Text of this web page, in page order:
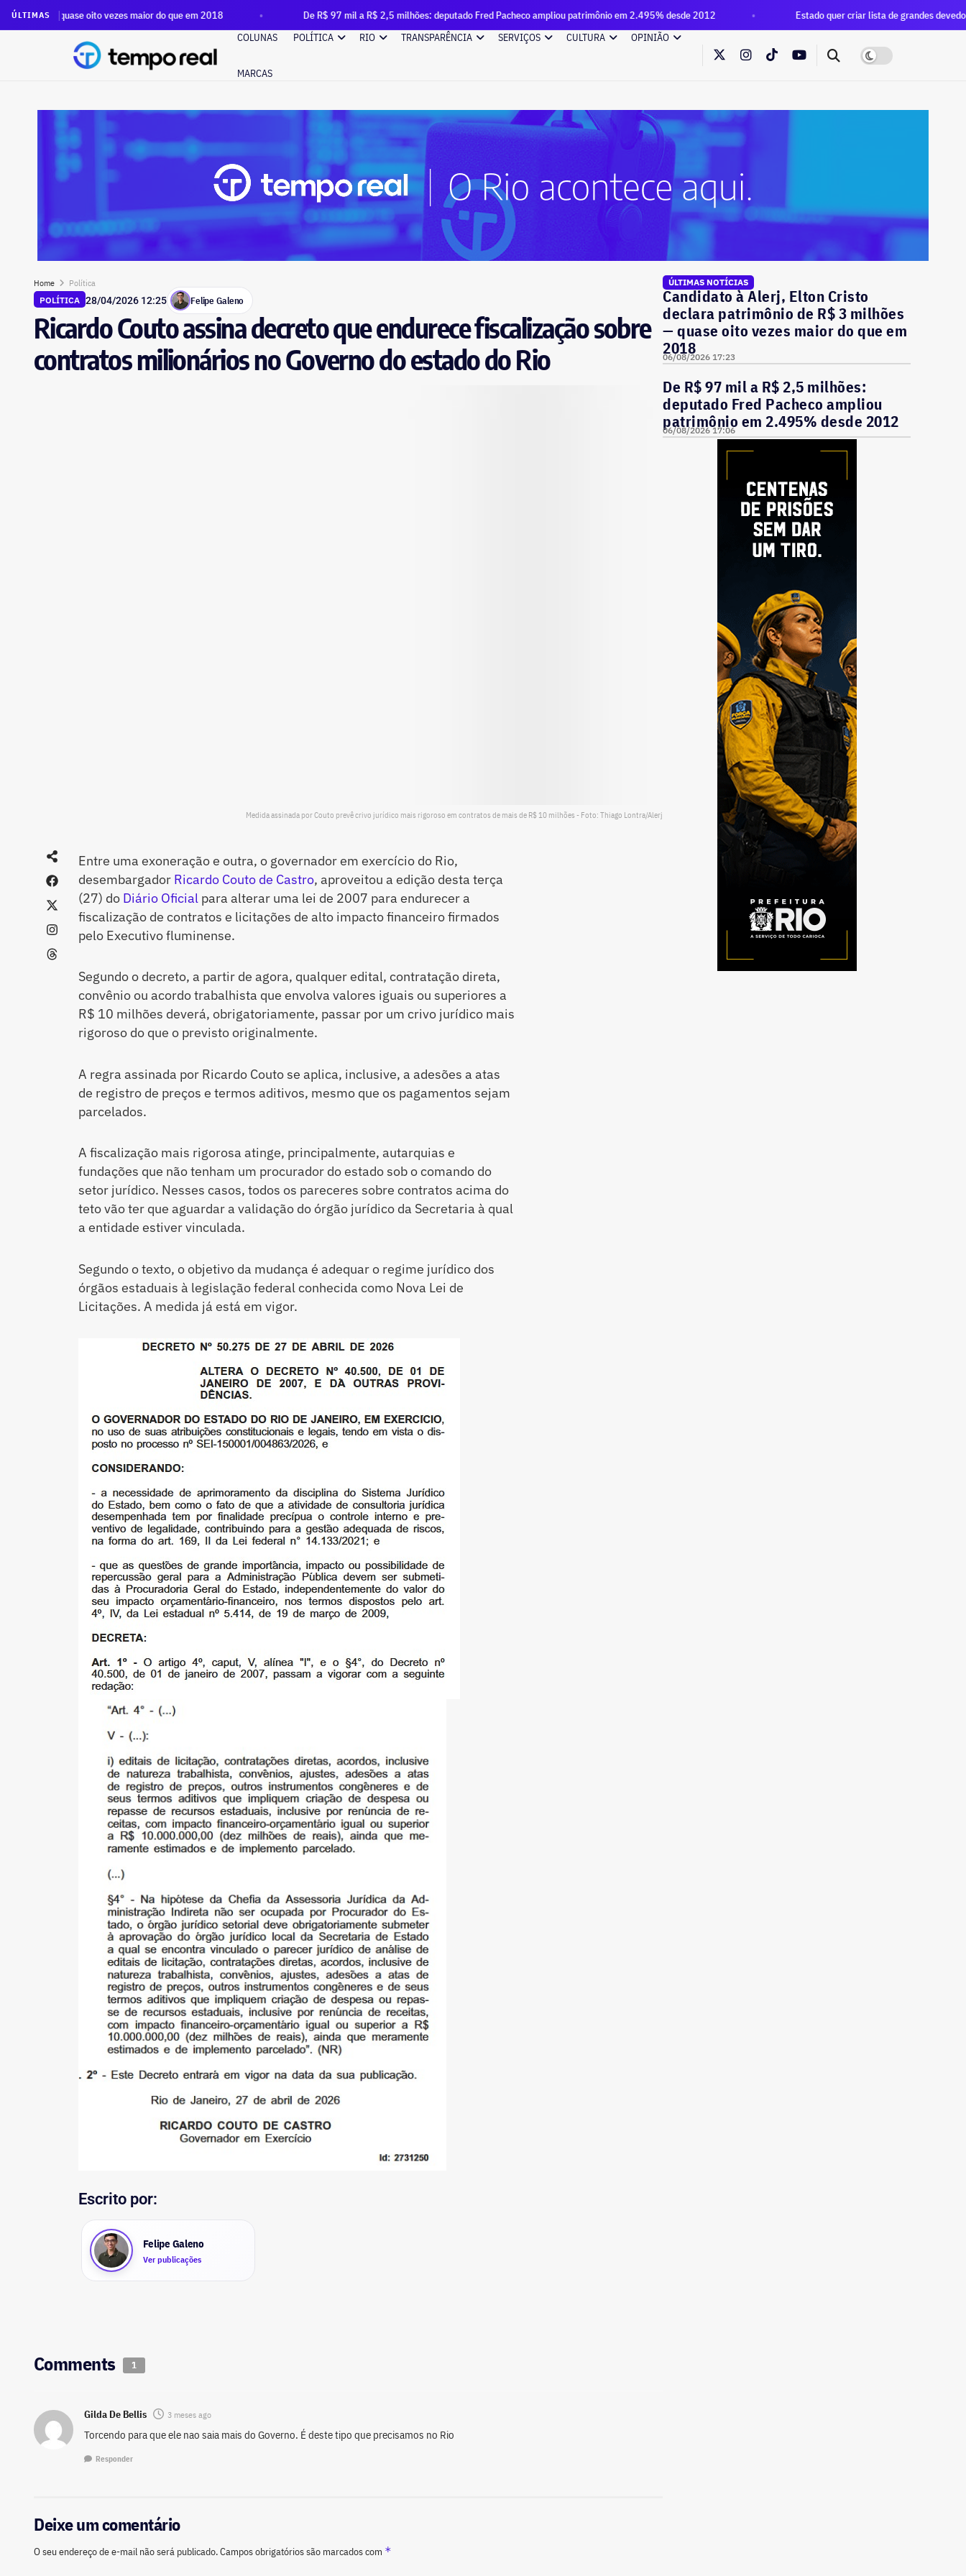
ÚLTIMAS
oito vezes maior do que em 2018 De R$ 97 mil a R$ 2,5 milhões: deputado Fred Pacheco ampliou patrimônio em 2.495% desde 2012
Estado quer criar lista de grandes devedores e barrar
COLUNAS
POLÍTICA RIO TRANSPARÊNCIA SERVIÇOS CULTURA OPINIÃO
MARCAS
Home
Política
POLÍTICA 28/04/2026 12:25 Felipe Galeno
Ricardo Couto assina decreto que endurece fiscalização sobre
contratos milionários no Governo do estado do Rio
Medida assinada por Couto prevê crivo jurídico mais rigoroso em contratos de mais de R$ 10 milhões - Foto: Thiago Lontra/Alerj
Entre uma exoneração e outra, o governador em exercício do Rio,
desembargador Ricardo Couto de Castro, aproveitou a edição desta terça
(27) do Diário Oficialpara alterar uma lei de 2007 para endurecer a
fiscalização de contratos e licitações de alto impacto financeiro firmados
pelo Executivo fluminense.
Segundo o decreto, a partir de agora, qualquer edital, contratação direta,
convênio ou acordo trabalhista que envolva valores iguais ou superiores a
R$ 10 milhões deverá, obrigatoriamente, passar por um crivo jurídico mais
rigoroso do que o previsto originalmente.
A regra assinada por Ricardo Couto se aplica, inclusive, a adesões a atas
de registro de preços e termos aditivos, mesmo que os pagamentos sejam
parcelados.
A fiscalização mais rigorosa atinge, principalmente, autarquias e
fundações que não tenham um procurador do estado sob o comando do
setor jurídico. Nesses casos, todos os pareceres sobre contratos acima do
teto vão ter que aguardar a validação do órgão jurídico da Secretaria à qual
a entidade estiver vinculada.
Segundo o texto, o objetivo da mudança é adequar o regime jurídico dos
órgãos estaduais à legislação federal conhecida como Nova Lei de
Licitações. A medida já está em vigor.
Escrito por:
Felipe Galeno
Ver publicações
ÚLTIMAS NOTÍCIAS
Candidato à Alerj, Elton Cristo
declara patrimônio de R$ 3 milhões
— quase oito vezes maior do que em
2018
06/08/2026 17:23
De R$ 97 mil a R$ 2,5 milhões:
deputado Fred Pacheco ampliou
patrimônio em 2.495% desde 2012
06/08/2026 17:06
Comments 1
Gilda De Bellis 3 meses ago
Torcendo para que ele nao saia mais do Governo. É deste tipo que precisamos no Rio
Responder
Deixe um comentário
O seu endereço de e-mail não será publicado.Campos obrigatórios são marcados com *